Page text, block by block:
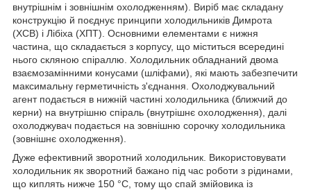
внутрішнім і зовнішнім охолодженням). Виріб має складану
конструкцію й поєднує принципи холодильників Димрота
(ХСВ) і Лібіха (ХПТ). Основними елементами є нижня
частина, що складається з корпусу, що міститься всередині
нього скляною спіраллю. Холодильник обладнаний двома
взаємозамінними конусами (шліфами), які мають забезпечити
максимальну герметичність з'єднання. Охолоджувальний
агент подається в нижній частині холодильника (ближчий до
керни) на внутрішню спіраль (внутрішнє охолодження), далі
охолоджувач подається на зовнішню сорочку холодильника
(зовнішнє охолодження).
Дуже ефективний зворотний холодильник. Використовувати
холодильник як зворотний бажано під час роботи з рідинами,
що киплять нижче 150 °C, тому що спай змійовика із